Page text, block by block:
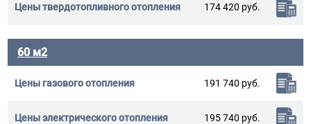
174 420 руб.
60 м2
191 740 руб.
195 740 руб.